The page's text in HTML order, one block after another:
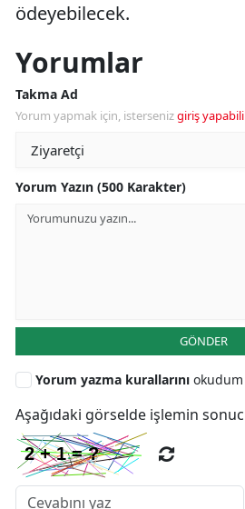
ödeyebilecek.
Yorumlar
Takma Ad
Yorum yapmak için, istersenizgiriş
Yorum Yazın (500 Karakter)
GÖNDER
Yorum yazma kurallarını
Aşağıdaki görselde işlemin